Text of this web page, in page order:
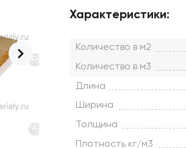
Характеристики:
Количество в м2
Количество в м3
Длина
Ширина
Толщина
Плотность кг/м3